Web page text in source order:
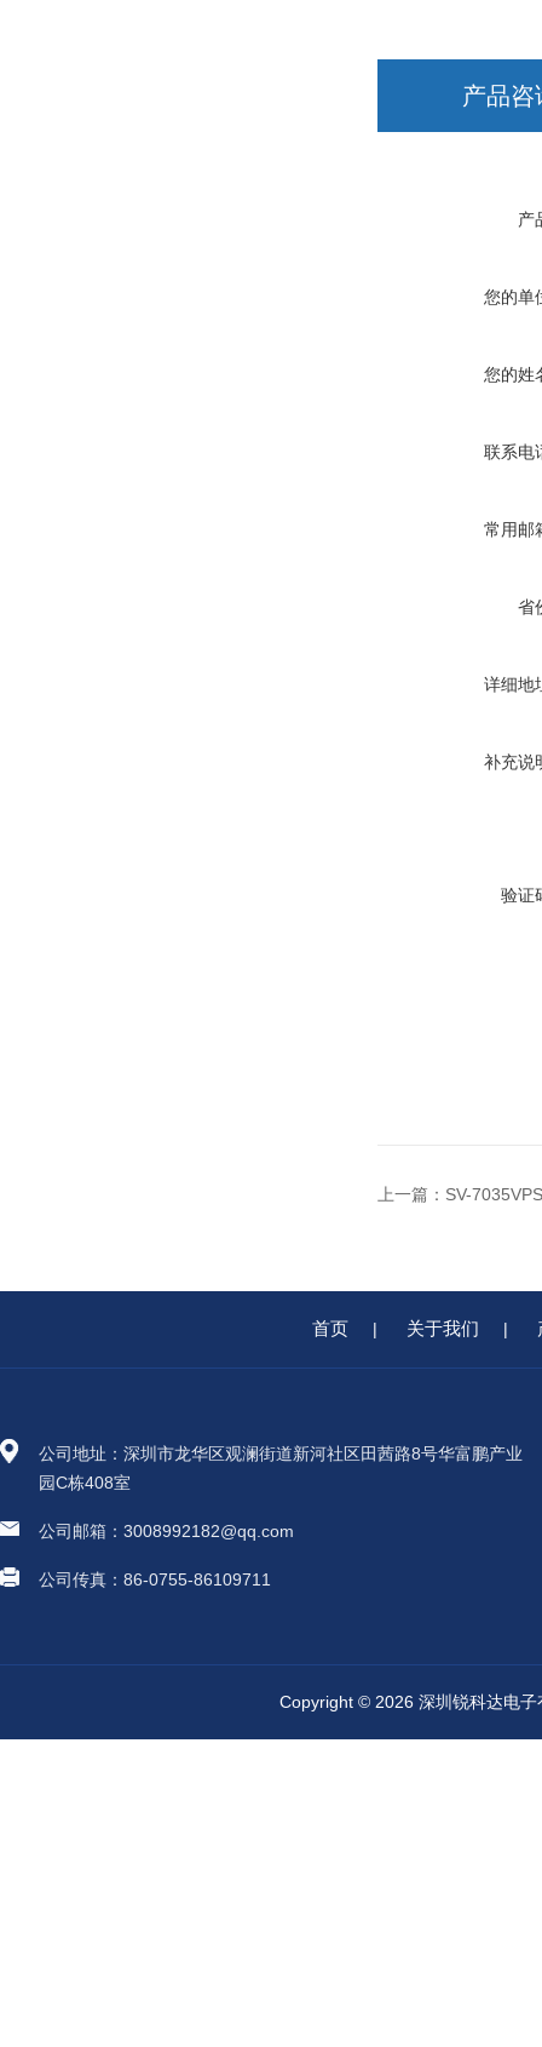
产品咨
产
您的单
您的姓
联系电
常用邮
省
详细地
补充说
验证
上一篇： SV-
首页 | 关于我们 |
公司地址：深圳市龙华区观澜街道新河社区田茜路8号华富鹏产业
园C栋408室
公司邮箱：3008992182@qq.com
公司传真：86-0755-86109711
Copyright © 2026 深圳锐科达电